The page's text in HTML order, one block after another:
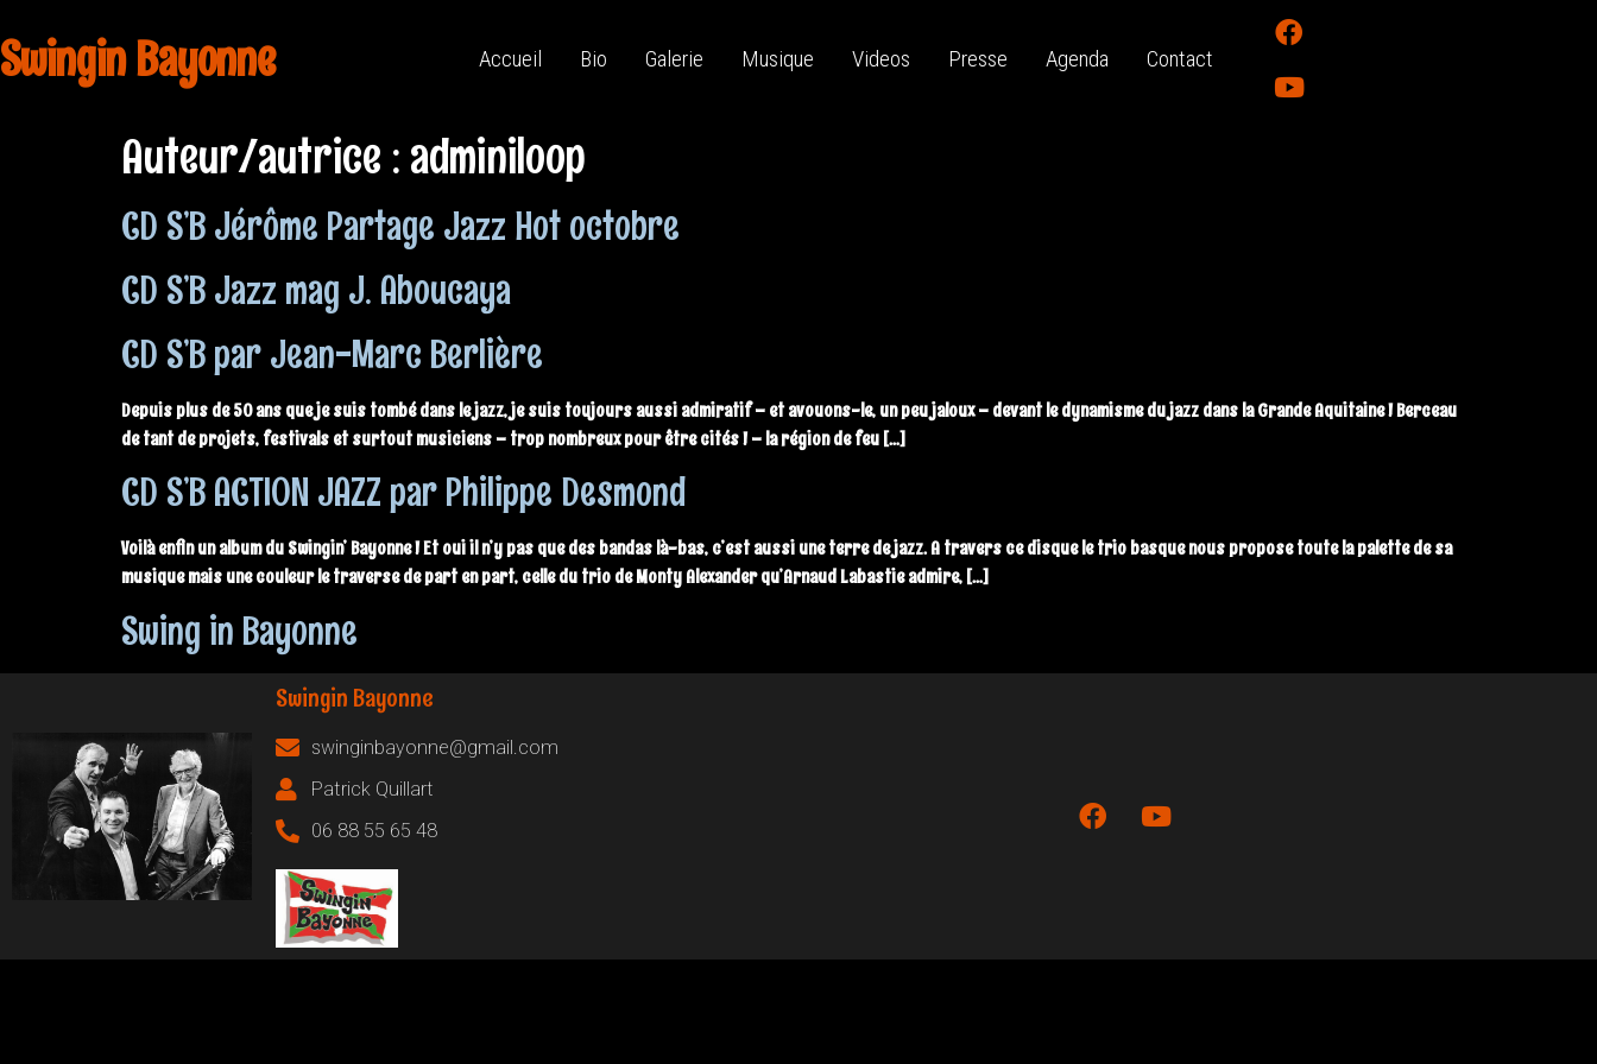
Swingin Bayonne Accueil Bio Galerie Musique Videos Presse Agenda Contact
Auteur/autrice :adminiloop
CD S’B Jérôme Partage Jazz Hot octobre
CD S’B Jazz mag J. Aboucaya
CD S’B par Jean-Marc Berlière
Depuis plus de 50 ans que je suis tombé dans le jazz, je suis toujours aussi admiratif – et avouons-le, un peu jaloux – devant le dynamisme du jazz dans la Grande Aquitaine ! Berceau
de tant de projets, festivals et surtout musiciens – trop nombreux pour être cités ! – la région de feu […]
CD S’B ACTION JAZZ par Philippe Desmond
Voilà enfin un album du Swingin’ Bayonne ! Et oui il n’y pas que des bandas là-bas, c’est aussi une terre de jazz. A travers ce disque le trio basque nous propose toute la palette de sa
musique mais une couleur le traverse de part en part, celle du trio de Monty Alexander qu’Arnaud Labastie admire, […]
Swing in Bayonne
Swingin Bayonne
swinginbayonne@gmail.com
Patrick Quillart
06 88 55 65 48